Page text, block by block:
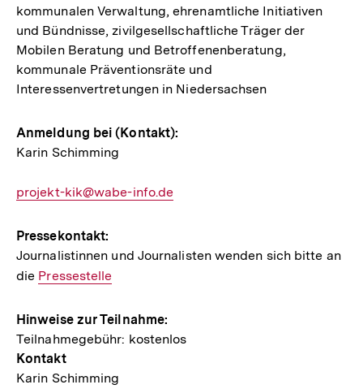
kommunalen Verwaltung, ehrenamtliche Initiativen
und Bündnisse, zivilgesellschaftliche Träger der
Mobilen Beratung und Betroffenenberatung,
kommunale Präventionsräte und
Interessenvertretungen in Niedersachsen
Anmeldung bei (Kontakt):
Karin Schimming
E-
Link:
projekt-kik@wabe-info.de
Pressekontakt:
Journalistinnen und Journalisten wenden sich bitte an
die Interner
Pressestelle
Hinweise zur Teilnahme:
Teilnahmegebühr: kostenlos
Kontakt
Karin Schimming